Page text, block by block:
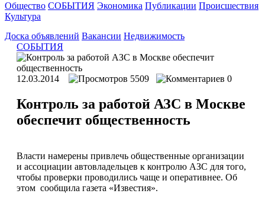
Общество СОБЫТИЯ Экономика Публикации Происшествия
Культура
Доска объявлений Вакансии Недвижимость
СОБЫТИЯ
12.03.2014 5509 0
Контроль за работой АЗС в Москве
обеспечит общественность
Власти намерены привлечь общественные организации
и ассоциации автовладельцев к контролю АЗС для того,
чтобы проверки проводились чаще и оперативнее. Об
этом сообщила газета «Известия».